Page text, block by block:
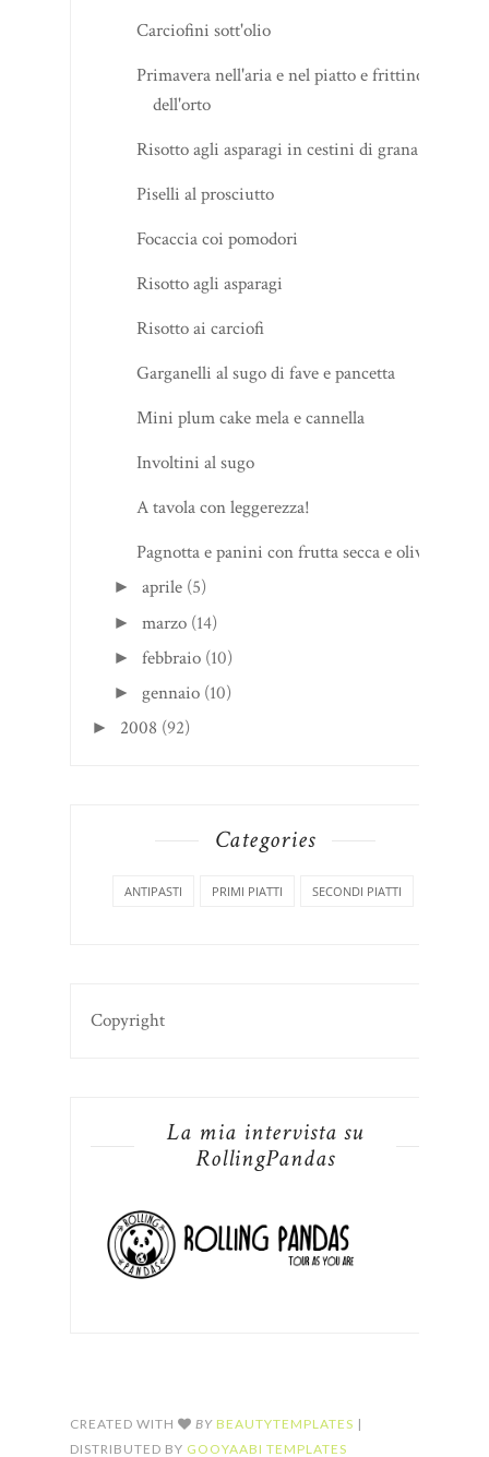
Carciofini sott'olio
Primavera nell'aria e nel piatto e frittino
dell'orto
Risotto agli asparagi in cestini di grana
Piselli al prosciutto
Focaccia coi pomodori
Risotto agli asparagi
Risotto ai carciofi
Garganelli al sugo di fave e pancetta
Mini plum cake mela e cannella
Involtini al sugo
A tavola con leggerezza!
Pagnotta e panini con frutta secca e olive
►aprile (5)
►marzo (14)
►febbraio (10)
►gennaio (10)
► 2008 (92)
Categories
ANTIPASTI PRIMI PIATTI SECONDI PIATTI
Copyright
La mia intervista su
RollingPandas
CREATED WITH BY BEAUTYTEMPLATES |
DISTRIBUTED BY GOOYAABI TEMPLATES